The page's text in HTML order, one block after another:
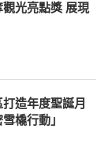
光亮點獎 展現
造年度聖誕月
橇行動」